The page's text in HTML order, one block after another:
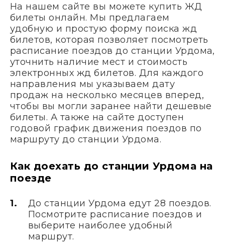
На нашем сайте вы можете купить ЖД
билеты онлайн. Мы предлагаем
удобную и простую форму поиска жд
билетов, которая позволяет посмотреть
расписание поездов до станции Урдома,
уточнить наличие мест и стоимость
электронных жд билетов. Для каждого
направления мы указываем дату
продаж на несколько месяцев вперед,
чтобы вы могли заранее найти дешевые
билеты. А также на сайте доступен
годовой график движения поездов по
маршруту до станции Урдома.
Как доехать до станции Урдома на
поезде
До станции Урдома едут 28 поездов.
Посмотрите расписание поездов и
выберите наиболее удобный
маршрут.